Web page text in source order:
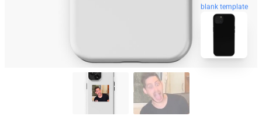
blank template